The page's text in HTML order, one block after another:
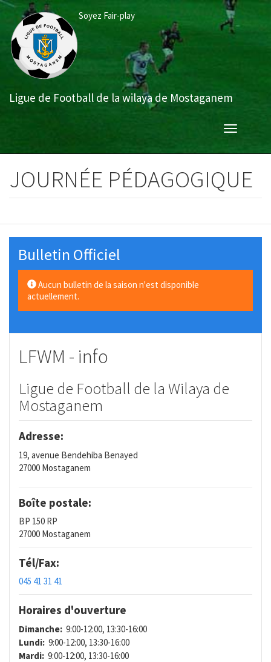
Aller
contenu
principal
Ligue de Football de la wilaya de Mostaganem
Soyez Fair-play
Toggle
JOURNÉE PÉDAGOGIQUE
Bulletin Officiel
Aucun bulletin de la saison n'est disponible
actuellement.
LFWM - info
Ligue de Football de la Wilaya de
Mostaganem
Adresse:
19, avenue Bendehiba Benayed
27000 Mostaganem
Boîte postale:
BP 150 RP
27000 Mostaganem
Tél/Fax:
045 41 31 41
Horaires d'ouverture
Dimanche: 9:00-12:00, 13:30-16:00
Lundi: 9:00-12:00, 13:30-16:00
Mardi: 9:00-12:00, 13:30-16:00